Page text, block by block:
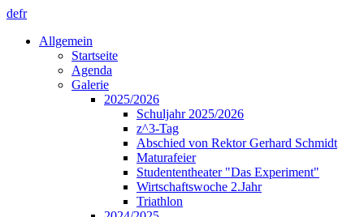
defr
Allgemein
Startseite
Agenda
Galerie
2025/2026
Schuljahr 2025/2026
z^3-Tag
Abschied von Rektor Gerhard Schmidt
Maturafeier
Studententheater "Das Experiment"
Wirtschaftswoche 2.Jahr
Triathlon